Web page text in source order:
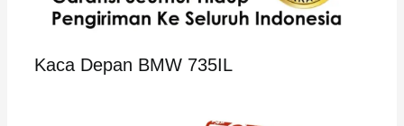
Kaca Depan BMW 735IL